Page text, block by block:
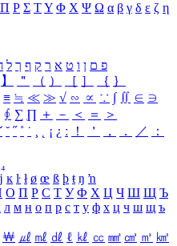
Π Ρ Σ ΤΥ Φ Χ Ψ Ω α β γ δ ε ζ η
פ ם ן ו ט א ר ק ף ך ל
】 ＂ （ ） ［ ］ ｛ ｝
≡ ≒ ≪ ≫ √ ∽ ∝ ∵ ∫ ∬ ∈ ∋
∮ ∑ ∏ ＋ － ＜ ＝
＞
˘ ˝ ˚ ˙ ¸ ¡ ¿ ː ！ ＇ ， ． ／
：
₄
ĸ ŀ ł ø œ ß þ ŧ ŋ ŉ
О П Р С Т У Ф Х Ц Ч Ш Щ Ъ
л м н о п р с т у ф х ц ч ш щ ъ
￦ ㎕ ㎖ ㎗ ℓ ㎘ ㏄ ㎣ ㎤ ㎥ ㎦